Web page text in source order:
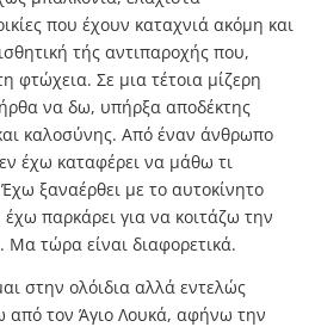
που έχουν καταχνιά ακόμη και
τής αντιπαροχής που,
Σε μια τέτοια μίζερη
να δω, υπήρξα αποδέκτης
καλοσύνης. Από έναν άνθρωπο
έχω καταφέρει να μάθω τι
ξαναέρθει με το αυτοκίνητο
παρκάρει για να κοιτάζω την
Μα τώρα είναι διαφορετικά.
στην ολόιδια αλλά εντελώς
από τον Άγιο Λουκά, αφήνω την